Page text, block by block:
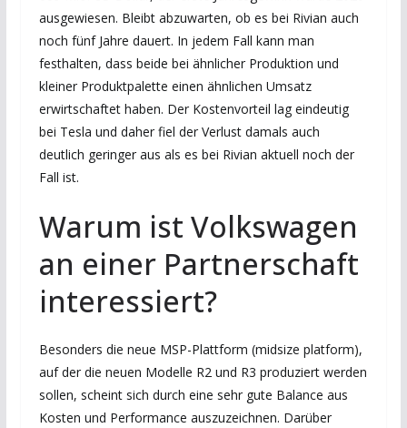
ausgewiesen. Bleibt abzuwarten, ob es bei Rivian auch
noch fünf Jahre dauert. In jedem Fall kann man
festhalten, dass beide bei ähnlicher Produktion und
kleiner Produktpalette einen ähnlichen Umsatz
erwirtschaftet haben. Der Kostenvorteil lag eindeutig
bei Tesla und daher fiel der Verlust damals auch
deutlich geringer aus als es bei Rivian aktuell noch der
Fall ist.
Warum ist Volkswagen
an einer Partnerschaft
interessiert?
Besonders die neue MSP-Plattform (midsize platform),
auf der die neuen Modelle R2 und R3 produziert werden
sollen, scheint sich durch eine sehr gute Balance aus
Kosten und Performance auszuzeichnen. Darüber